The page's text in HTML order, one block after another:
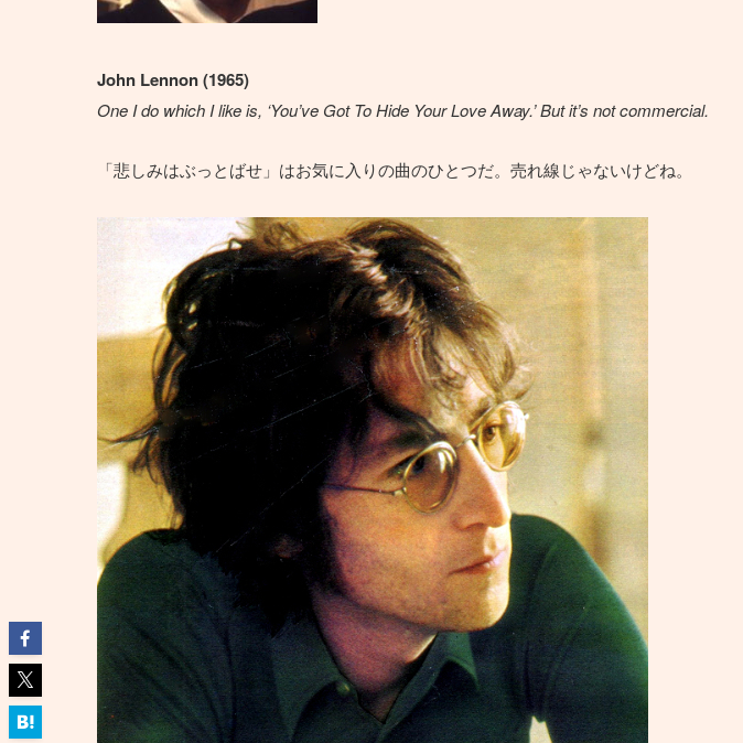
John Lennon (1965)
One I do which I like is, ‘You’ve Got To Hide Your Love Away.’ But it’s not commercial.
「悲しみはぶっとばせ」はお気に入りの曲のひとつだ。売れ線じゃないけどね。